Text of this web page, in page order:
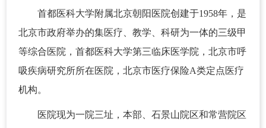
首都医科大学附属北京朝阳医院创建于1958年，是
北京市政府举办的集医疗、教学、科研为一体的三级甲
等综合医院，首都医科大学第三临床医学院，北京市呼
吸疾病研究所所在医院，北京市医疗保险A类定点医疗
机构。
医院现为一院三址，本部、石景山院区和常营院区